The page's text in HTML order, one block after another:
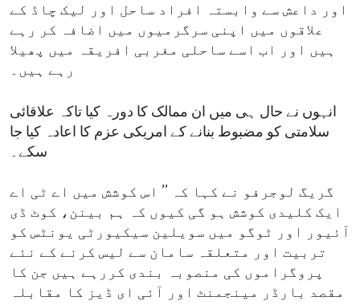
اور داعش سے وابستہ افراد ساحل اور لیک چاڈ کے
علاقوں میں اپنی سرگرمیوں میں اضافہ کر رہے
ہیں اور اب اسے ساحلی مغربی افریقہ میں پھیلا
رہے ہیں۔
انہوں نے حال ہی میں ان ممالک کا دورہ کیا تاکہ علاقائی
سلامتی کو مضبوط بنانے کے امریکی عزم کا اعادہ کیا جا
سکے۔
گریگ لوجرفو نے کہا کہ ’’ اس کوشش میں اے ٹی اے
ایک کلیدی کوشش ہو گی کیوں کہ ہم بینن، کوٹ ڈی
آئیور اور ٹوگو میں سویلین سیکیورٹی یونٹس کو
تربیت اور متعلقہ سامان سے لیس کرنے کے نئے
پروگراموں کی منصوبہ بندی کررہے ہیں جن کا
مقصد بارڈر مینجمنٹ اور آئی ای ڈیز کا مقابلہ